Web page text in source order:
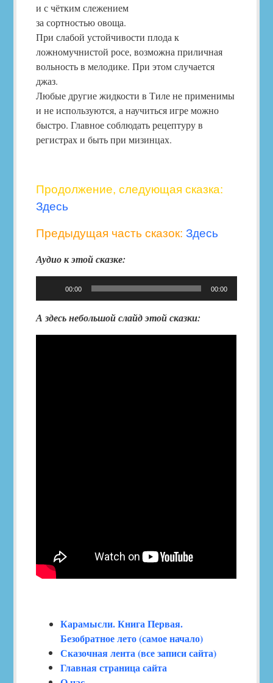
и с чётким слежением
за сортностью овоща.
При слабой устойчивости плода к
ложномучнистой росе, возможна приличная
вольность в мелодике. При этом случается
джаз.
Любые другие жидкости в Тиле не применимы
и не используются, а научиться игре можно
быстро. Главное соблюдать рецептуру в
регистрах и быть при мизинцах.
Продолжение, следующая сказка:
Здесь
Предыдущая часть сказок: Здесь
Аудио к этой сказке:
00:00 00:00
А здесь небольшой слайд этой сказки:
Карамысли. Книга Первая.
Безобратное лето (самое начало)
Сказочная лента (все записи сайта)
Главная страница сайта